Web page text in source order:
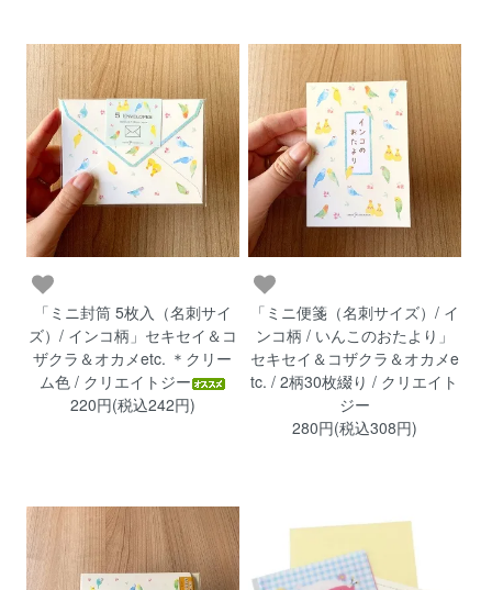
「ミニ封筒 5枚入（名刺サイ
ズ）/ インコ柄」セキセイ＆コ
ザクラ＆オカメetc. ＊クリー
ム色 / クリエイトジー
220円(税込242円)
「ミニ便箋（名刺サイズ）/ イ
ンコ柄 / いんこのおたより」
セキセイ＆コザクラ＆オカメe
tc. / 2柄30枚綴り / クリエイト
ジー
280円(税込308円)